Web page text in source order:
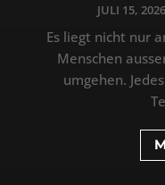
JULI 15, 2026
Es liegt nicht nur
Menschen
umgehen.